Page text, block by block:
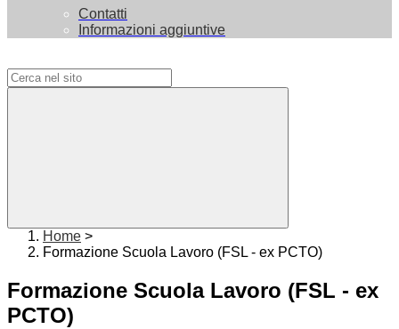
Contatti
Informazioni aggiuntive
Home >
Formazione Scuola Lavoro (FSL - ex PCTO)
Formazione Scuola Lavoro (FSL - ex
PCTO)